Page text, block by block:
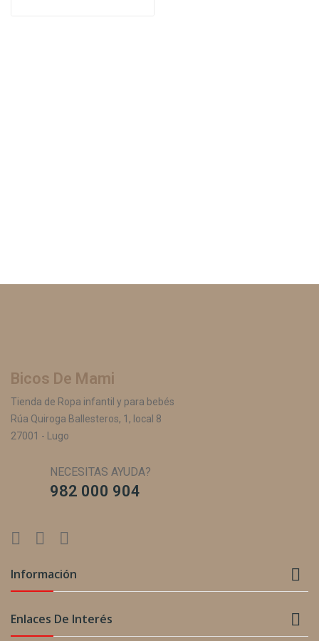
Bicos De Mami
Tienda de Ropa infantil y para bebés
Rúa Quiroga Ballesteros, 1, local 8
27001 - Lugo
NECESITAS AYUDA?
982 000 904
Información 
Enlaces De Interés 